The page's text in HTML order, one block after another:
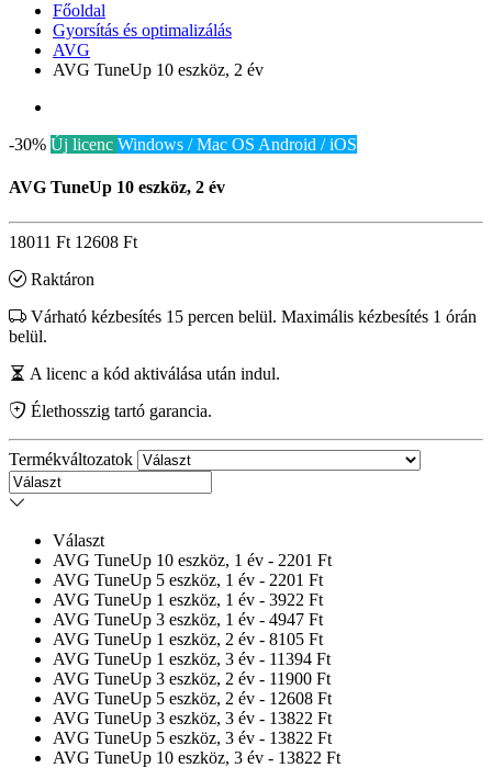
Főoldal
Gyorsítás és optimalizálás
AVG
AVG TuneUp 10 eszköz, 2 év
-30% Új licenc Windows / Mac OS Android / iOS
AVG TuneUp 10 eszköz, 2 év
18011 Ft 12608 Ft
Raktáron
Várható kézbesítés 15 percen belül. Maximális kézbesítés 1 órán
belül.
A licenc a kód aktiválása után indul.
Élethosszig tartó garancia.
Termékváltozatok
Választ
AVG TuneUp 10 eszköz, 1 év - 2201 Ft
AVG TuneUp 5 eszköz, 1 év - 2201 Ft
AVG TuneUp 1 eszköz, 1 év - 3922 Ft
AVG TuneUp 3 eszköz, 1 év - 4947 Ft
AVG TuneUp 1 eszköz, 2 év - 8105 Ft
AVG TuneUp 1 eszköz, 3 év - 11394 Ft
AVG TuneUp 3 eszköz, 2 év - 11900 Ft
AVG TuneUp 5 eszköz, 2 év - 12608 Ft
AVG TuneUp 3 eszköz, 3 év - 13822 Ft
AVG TuneUp 5 eszköz, 3 év - 13822 Ft
AVG TuneUp 10 eszköz, 3 év - 13822 Ft